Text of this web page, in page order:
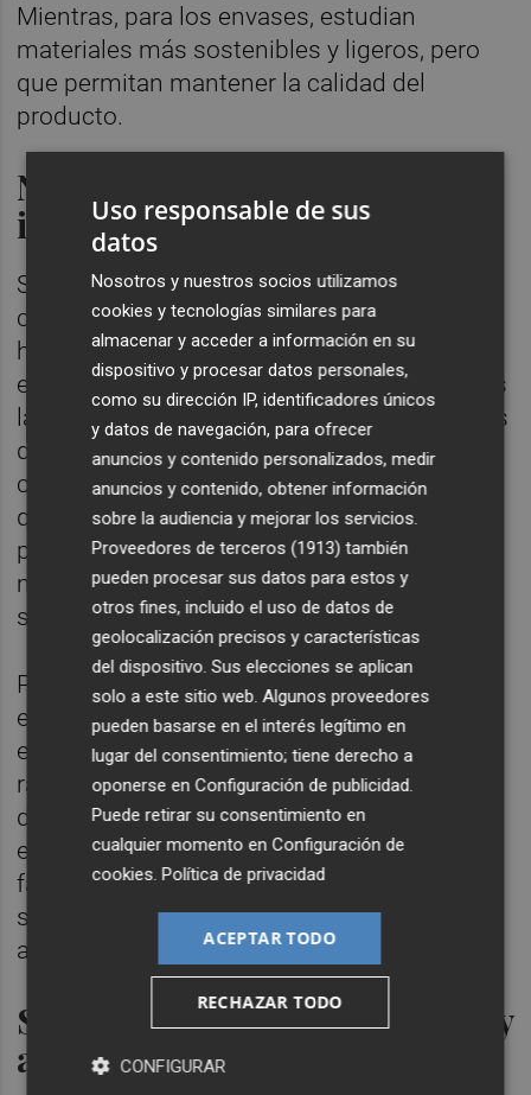
Mientras, para los envases, estudian
materiales más sostenibles y ligeros, pero
que permitan mantener la calidad del
producto.
No contempla la
internacionalización
Sobre una futura internacionalización, no la
contemplan. "Tenemos todavía trabajo por
hacer en España y como hemos tenido
experiencias en otros mercados conocemos
las dificultades y lo que requiere en términos
de capital humano, conocimiento de una
cultura diferente y hasta la fecha no hemos
querido dar el paso. Detectamos que cada
país tiene su idiosincrasia y hay que
modificar modelos para hacerlos locales",
señala.
Por este motivo, tampoco tienen previsto la
entrada de otros socios. "Cuando se da
entrada a un fondo hay que hacerlo con una
razón. El accionista quiere hacer una
desinversión o hay necesidad de capital
externo. Pero como ninguno de los dos
factores ocurren, nosotros nos planteamos
seguir trabajando sin dar entrada a ningún
accionista externo", apunta.
Segunda sede de Plug and Play
a nivel mundial
Uso responsable de sus
datos
Nosotros y nuestros socios utilizamos
cookies y tecnologías similares para
almacenar y acceder a información en su
dispositivo y procesar datos personales,
como su dirección IP, identificadores únicos
y datos de navegación, para ofrecer
anuncios y contenido personalizados, medir
anuncios y contenido, obtener información
sobre la audiencia y mejorar los servicios.
Proveedores de terceros (1913) también
pueden procesar sus datos para estos y
otros fines, incluido el uso de datos de
geolocalización precisos y características
del dispositivo. Sus elecciones se aplican
solo a este sitio web. Algunos proveedores
pueden basarse en el interés legítimo en
lugar del consentimiento; tiene derecho a
oponerse enConfiguración de publicidad
Puede retirar su consentimiento en
cualquier momento enConfiguración de
cookies .Política de privacidad
ACEPTAR TODO
RECHAZAR TODO
CONFIGURAR